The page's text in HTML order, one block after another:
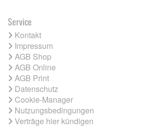
Service
Kontakt
Impressum
AGB Shop
AGB Online
AGB Print
Datenschutz
Cookie-Manager
Nutzungsbedingungen
Verträge hier kündigen